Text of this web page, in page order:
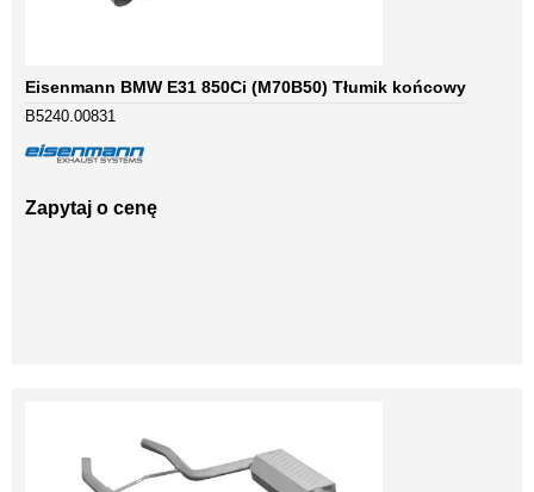
Eisenmann BMW E31 850Ci (M70B50) Tłumik końcowy
B5240.00831
Zapytaj o cenę